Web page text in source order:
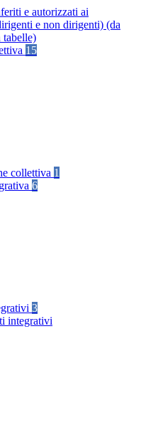
e autorizzati ai
e non dirigenti) (da
tabelle)
15
collettiva 1
6
3
integrativi